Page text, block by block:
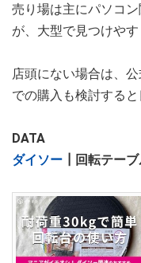
売り場は主にパソコ
が、大型で見つけやす
店頭にない場合は、
での購入も検討すると
DATA
ダイソー ┃回転テー